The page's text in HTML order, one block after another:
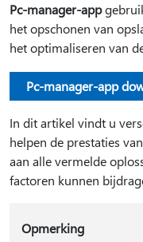
Pc-manager-app
het opschonen van
het optimaliseren van
Pc-manager-app
In dit artikel vindt u
helpen de prestaties
aan alle vermelde
factoren kunnen
Opmerking